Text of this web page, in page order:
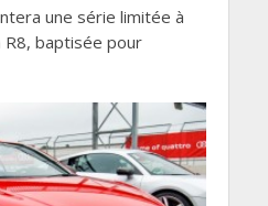
une série limitée à
baptisée pour